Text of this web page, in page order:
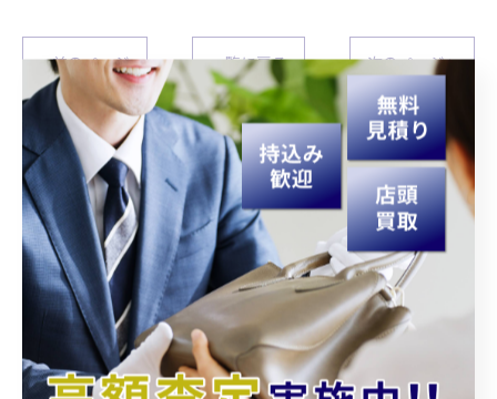
< 前のページ 一覧に戻る 次のページ >
関連タグ
#宮崎 #買取 #生前整理 #遺品整理
カテゴリー Categories